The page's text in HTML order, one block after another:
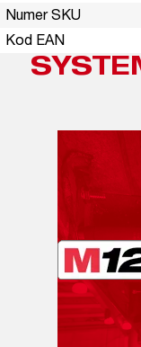
Numer SKU
Kod EAN